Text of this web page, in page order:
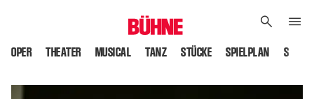
OPER THEATER MUSICAL TANZ STÜCKE SPIELPLAN